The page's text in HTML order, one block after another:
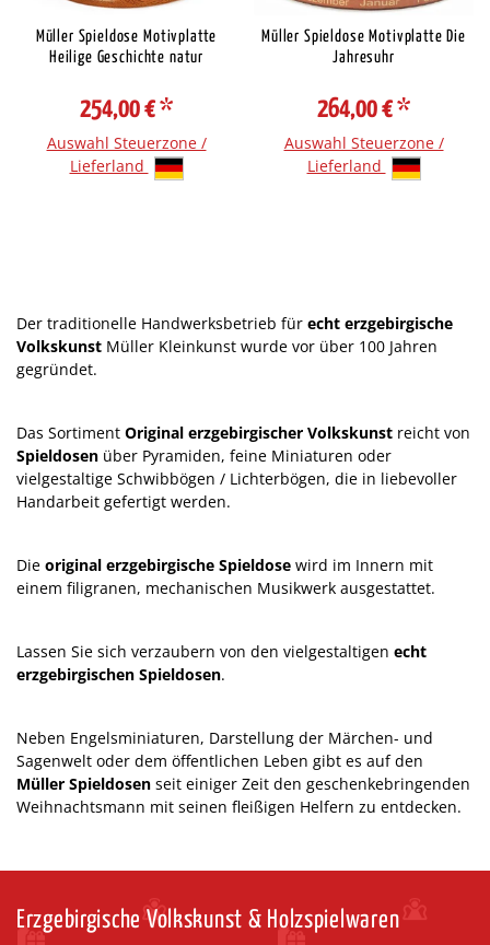
Müller Spieldose Motivplatte
Heilige Geschichte natur
254,00 €*
Auswahl Steuerzone /
Lieferland
Müller Spieldose Motivplatte Die
Jahresuhr
264,00 €*
Auswahl Steuerzone /
Lieferland
Der traditionelle Handwerksbetrieb für echt erzgebirgische
Volkskunst Müller Kleinkunst wurde vor über 100 Jahren
gegründet.
Das Sortiment Original erzgebirgischer Volkskunst reicht von
Spieldosen über Pyramiden, feine Miniaturen oder
vielgestaltige Schwibbögen / Lichterbögen, die in liebevoller
Handarbeit gefertigt werden.
Die original erzgebirgische Spieldose wird im Innern mit
einem filigranen, mechanischen Musikwerk ausgestattet.
Lassen Sie sich verzaubern von den vielgestaltigen echt
erzgebirgischen Spieldosen.
Neben Engelsminiaturen, Darstellung der Märchen- und
Sagenwelt oder dem öffentlichen Leben gibt es auf den
Müller Spieldosen seit einiger Zeit den geschenkebringenden
Weihnachtsmann mit seinen fleißigen Helfern zu entdecken.
Erzgebirgische Volkskunst & Holzspielwaren